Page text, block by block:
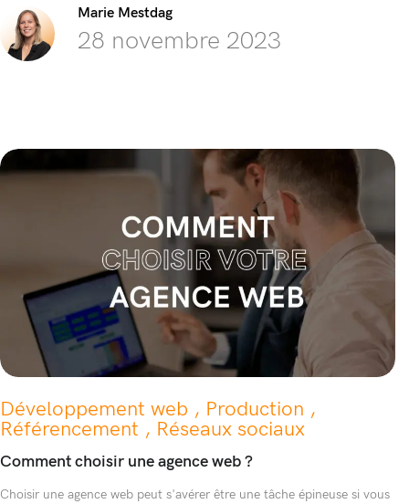
Marie Mestdag
28 novembre 2023
Développement web , Production ,
Référencement , Réseaux sociaux
Comment choisir une agence web ?
Choisir une agence web peut s'avérer être une tâche épineuse si vous